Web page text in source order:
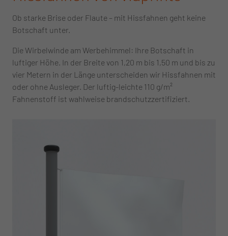
Ob starke Brise oder Flaute – mit Hissfahnen geht keine
Botschaft unter.
Die Wirbelwinde am Werbehimmel: Ihre Botschaft in
luftiger Höhe. In der Breite von 1,20 m bis 1,50 m und bis zu
vier Metern in der Länge unterscheiden wir Hissfahnen mit
oder ohne Ausleger. Der luftig-leichte 110 g/m²
Fahnenstoff ist wahlweise brandschutzzertifiziert.